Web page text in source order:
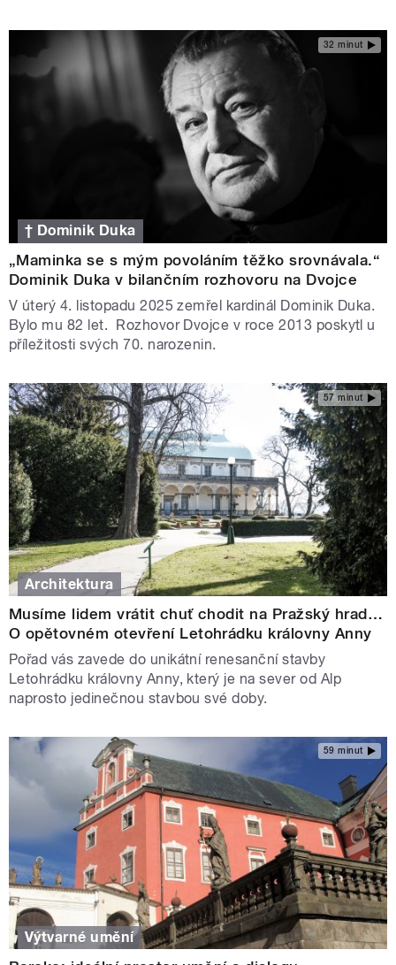
32 minut
† Dominik Duka
„Maminka se s mým povoláním těžko srovnávala.“
Dominik Duka v bilančním rozhovoru na Dvojce
V úterý 4. listopadu 2025 zemřel kardinál Dominik Duka.
Bylo mu 82 let. Rozhovor Dvojce v roce 2013 poskytl u
příležitosti svých 70. narozenin.
57 minut
Architektura
Musíme lidem vrátit chuť chodit na Pražský hrad…
O opětovném otevření Letohrádku královny Anny
Pořad vás zavede do unikátní renesanční stavby
Letohrádku královny Anny, který je na sever od Alp
naprosto jedinečnou stavbou své doby.
59 minut
Výtvarné umění